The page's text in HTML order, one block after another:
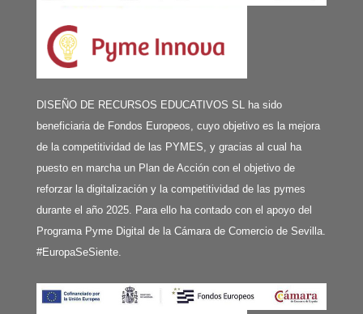
DISEÑO DE RECURSOS EDUCATIVOS SL ha sido
beneficiaria de Fondos Europeos, cuyo objetivo es la mejora
de la competitividad de las PYMES, y gracias al cual ha
puesto en marcha un Plan de Acción con el objetivo de
reforzar la digitalización y la competitividad de las pymes
durante el año 2025. Para ello ha contado con el apoyo del
Programa Pyme Digital de la Cámara de Comercio de Sevilla.
#EuropaSeSiente.